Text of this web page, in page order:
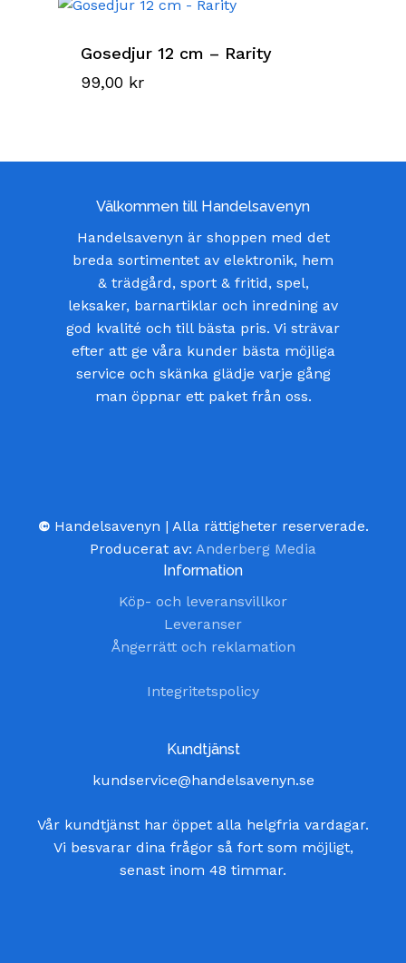
Gosedjur 12 cm – Rarity
99,00 kr
Välkommen till Handelsavenyn
Handelsavenyn är shoppen med det
breda sortimentet av elektronik, hem
& trädgård, sport & fritid, spel,
leksaker, barnartiklar och inredning av
god kvalité och till bästa pris. Vi strävar
efter att ge våra kunder bästa möjliga
service och skänka glädje varje gång
man öppnar ett paket från oss.
© Handelsavenyn | Alla rättigheter reserverade.
Producerat av: Anderberg Media
Information
Köp- och leveransvillkor
Leveranser
Ångerrätt och reklamation
Integritetspolicy
Kundtjänst
kundservice@handelsavenyn.se
Vår kundtjänst har öppet alla helgfria vardagar.
Vi besvarar dina frågor så fort som möjligt,
senast inom 48 timmar.